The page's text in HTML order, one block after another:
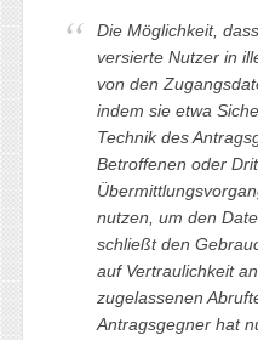
Die Möglichkeit,
versierte Nutzer in
von den
indem sie etwa
Technik des
Betroffenen oder
nutzen, um den
schließt den
auf Vertraulichkeit
zugelassenen
Antragsgegner hat